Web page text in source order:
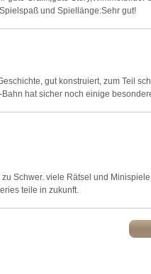
und Spiellänge:Sehr gut!
gut konstruiert, zum Teil
hat sicher noch einige
Schwer. viele Rätsel und
teile in zukunft.